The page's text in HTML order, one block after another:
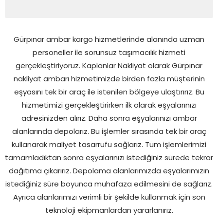
Gürpınar ambar kargo hizmetlerinde alanında uzman
personeller ile sorunsuz taşımacılık hizmeti
gerçekleştiriyoruz. Kaplanlar Nakliyat olarak Gürpınar
nakliyat ambarı hizmetimizde birden fazla müşterinin
eşyasını tek bir araç ile istenilen bölgeye ulaştırırız. Bu
hizmetimizi gerçekleştirirken ilk olarak eşyalarınızı
adresinizden alırız. Daha sonra eşyalarınızı ambar
alanlarında depolarız. Bu işlemler sırasında tek bir araç
kullanarak maliyet tasarrufu sağlarız. Tüm işlemlerimizi
tamamladıktan sonra eşyalarınızı istediğiniz sürede tekrar
dağıtıma çıkarırız. Depolama alanlarımızda eşyalarımızın
istediğiniz süre boyunca muhafaza edilmesini de sağlarız.
Ayrıca alanlarımızı verimli bir şekilde kullanmak için son
teknoloji ekipmanlardan yararlanırız.